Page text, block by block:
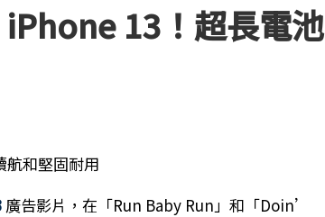
iPhone 13！超長電池
廣告影片，在「Run Baby Run」和「Doin’